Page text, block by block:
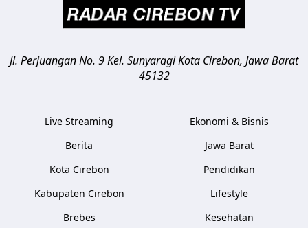
Jl. Perjuangan No. 9 Kel. SunyaragiKota Cirebon, Jawa Barat
45132
Live Streaming
Berita
Kota Cirebon
Kabupaten Cirebon
Brebes
Ekonomi & Bisnis
Jawa Barat
Pendidikan
Lifestyle
Kesehatan